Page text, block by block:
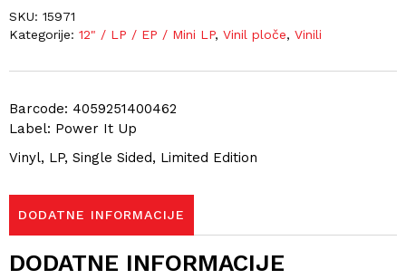
Barcode: 4059251400462
Label: Power It Up
Vinyl, LP, Single Sided, Limited Edition
SKU: 15971
Kategorije: 12" / LP / EP / Mini LP, Vinil ploče, Vinili
DODATNE INFORMACIJE
DODATNE INFORMACIJE